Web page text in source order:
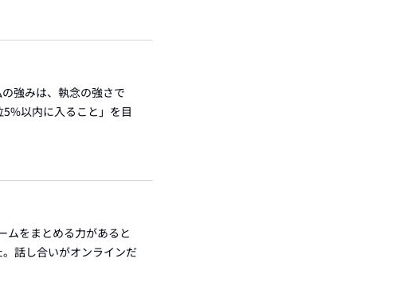
強みは、執念の強さで
以内に入ること」を目
ムをまとめる力があると
話し合いがオンラインだ